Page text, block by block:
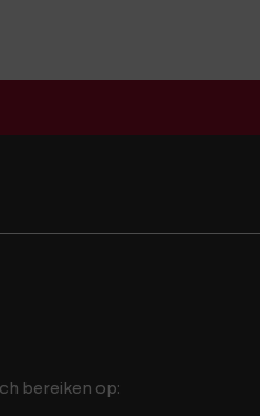
bereiken op: